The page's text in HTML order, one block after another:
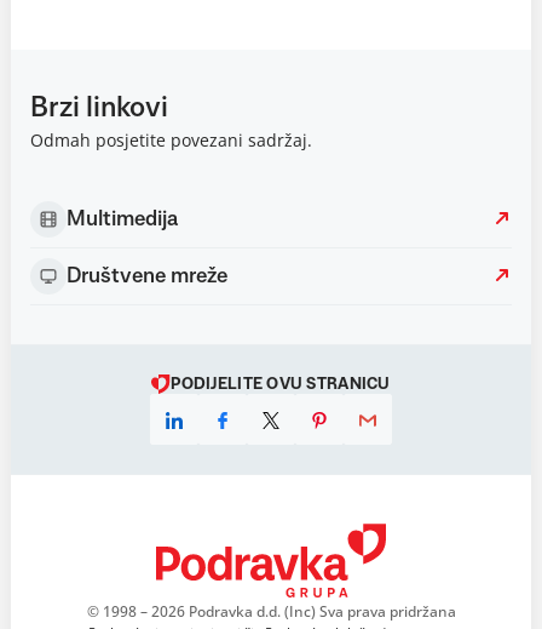
Brzi linkovi
Odmah posjetite povezani sadržaj.
Multimedija
Društvene mreže
PODIJELITE OVU STRANICU
© 1998 – 2026 Podravka d.d. (Inc) Sva prava pridržana